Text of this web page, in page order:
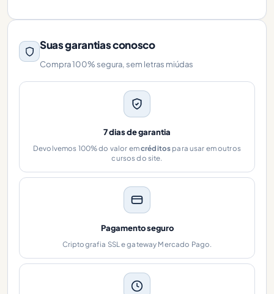
Suas garantias conosco
Compra 100% segura, sem letras miúdas
7 dias de garantia
Devolvemos 100% do valor emcréditos para usar em outros
cursos do site.
Pagamento seguro
Criptografia SSL e gateway Mercado Pago.